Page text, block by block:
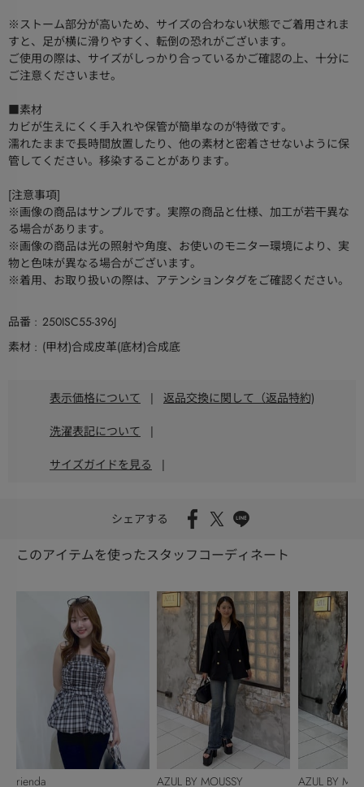
※ストーム部分が高いため、サイズの合わない状態でご着用されま
すと、足が横に滑りやすく、転倒の恐れがございます。
ご使用の際は、サイズがしっかり合っているかご確認の上、十分に
ご注意くださいませ。
■素材
カビが生えにくく手入れや保管が簡単なのが特徴です。
濡れたままで長時間放置したり、他の素材と密着させないように保
管してください。移染することがあります。
[注意事項]
※画像の商品はサンプルです。実際の商品と仕様、加工が若干異な
る場合があります。
※画像の商品は光の照射や角度、お使いのモニター環境により、実
物と色味が異なる場合がございます。
※着用、お取り扱いの際は、アテンションタグをご確認ください。
品番
250ISC55-396J
素材
(甲材)合成皮革(底材)合成底
表示価格について | 返品交換に関して（返品特約)
洗濯表記について |
サイズガイドを見る |
シェアする
このアイテムを使ったスタッフコーディネート
rienda AZUL BY MOUSSY AZUL BY